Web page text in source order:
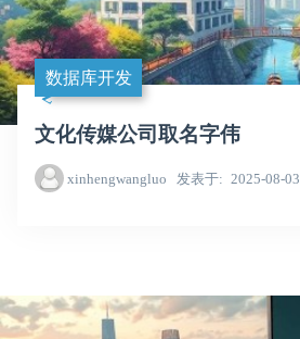
数据库开发
文化传媒公司取名字伟
xinhengwangluo 发表于 2025-08-03